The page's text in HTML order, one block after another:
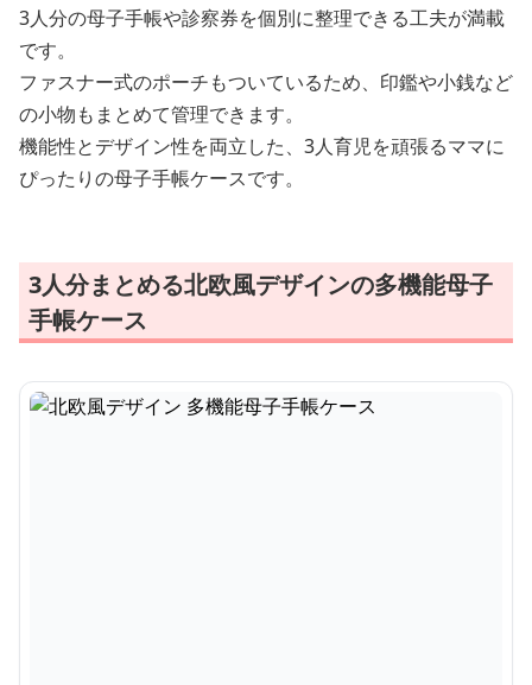
3人分の母子手帳や診察券を個別に整理できる工夫が満載
です。
ファスナー式のポーチもついているため、印鑑や小銭など
の小物もまとめて管理できます。
機能性とデザイン性を両立した、3人育児を頑張るママに
ぴったりの母子手帳ケースです。
3人分まとめる北欧風デザインの多機能母子
手帳ケース